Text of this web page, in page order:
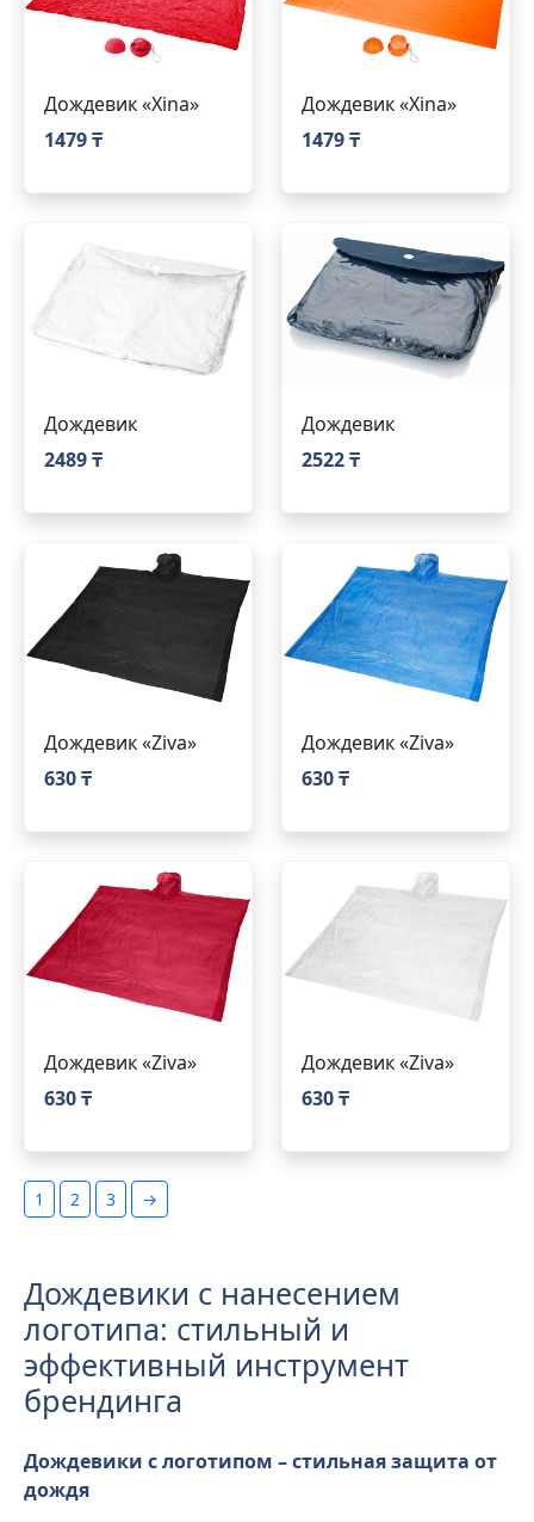
Дождевик «Xina»
1479 ₸
Дождевик «Xina»
1479 ₸
Дождевик
2489 ₸
Дождевик
2522 ₸
Дождевик «Ziva»
630 ₸
Дождевик «Ziva»
630 ₸
Дождевик «Ziva»
630 ₸
Дождевик «Ziva»
630 ₸
1 2 3 →
Дождевики с нанесением
логотипа: стильный и
эффективный инструмент
брендинга
Дождевики с логотипом – стильная защита от
дождя